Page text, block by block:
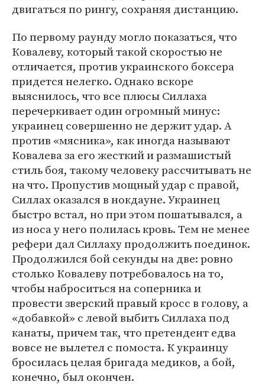
двигаться по рингу, сохраняя дистанцию.
По первому раунду могло показаться, что
Ковалеву, который такой скоростью не
отличается, против украинского боксера
придется нелегко. Однако вскоре
выяснилось, что все плюсы Силлаха
перечеркивает один огромный минус:
украинец совершенно не держит удар. А
против «мясника», как иногда называют
Ковалева за его жесткий и размашистый
стиль боя, такому человеку рассчитывать не
на что. Пропустив мощный удар с правой,
Силлах оказался в нокдауне. Украинец
быстро встал, но при этом пошатывался, а
из носа у него полилась кровь. Тем не менее
рефери дал Силлаху продолжить поединок.
Продолжился бой секунды на две: ровно
столько Ковалеву потребовалось на то,
чтобы наброситься на соперника и
провести зверский правый кросс в голову, а
«добавкой» с левой выбить Силлаха под
канаты, причем так, что претендент едва
вовсе не вылетел с помоста. К украинцу
бросилась целая бригада медиков, а бой,
конечно, был окончен.